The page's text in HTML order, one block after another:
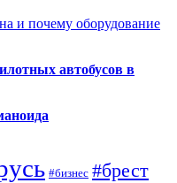
и почему оборудование
автобусов в
#бизнес #брест